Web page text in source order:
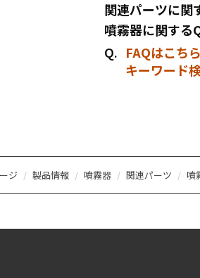
関連パーツに関
噴霧器に関する
FAQはこち
キーワード
ジ 製品情報 噴霧器 関連パーツ 噴